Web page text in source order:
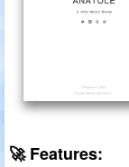
🚀 Features: